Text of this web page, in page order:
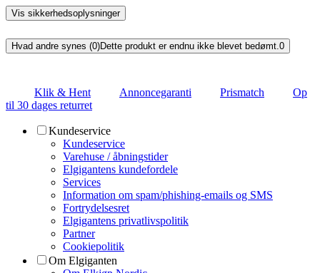
Vis sikkerhedsoplysninger
Hvad andre synes (0)Dette produkt er endnu ikke blevet bedømt.0
Klik & Hent Annoncegaranti Prismatch
Op
til 30 dages returret
Kundeservice
Kundeservice
Varehuse / åbningstider
Elgigantens kundefordele
Services
Information om spam/phishing-emails og SMS
Fortrydelsesret
Elgigantens privatlivspolitik
Partner
Cookiepolitik
Om Elgiganten